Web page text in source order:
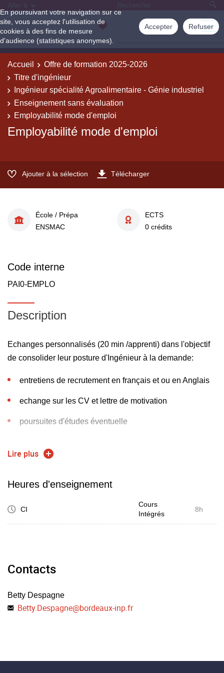
En poursuivant votre navigation sur ce
site, vous acceptez l'utilisation de
cookies à des fins de mesure
d'audience (statistiques anonymes).
Accepter Refuser
Accueil
Offre de formation 2025-2026
Titre d'ingénieur
Ingénieur spécialité Agroalimentaire - Génie industriel
Enseignement sans évaluation
Employabilité mode d'emploi
Employabilité mode d'emploi
Ajouter à la sélection Télécharger
École / Prépa
ENSMAC
ECTS
0 crédits
Code interne
PAI0-EMPLO
Description
Echanges personnalisés (20 min /apprenti) dans l'objectif
de consolider leur posture d'Ingénieur à la demande:
entretiens de recrutement en français et ou en Anglais
echange sur les CV et lettre de motivation
poursuites d'études éventuelle
...
Lire plus
Heures d'enseignement
CI
Cours
Intégrés
8h
Contacts
Betty Despagne
Betty.Despagne@bordeaux-inp.fr